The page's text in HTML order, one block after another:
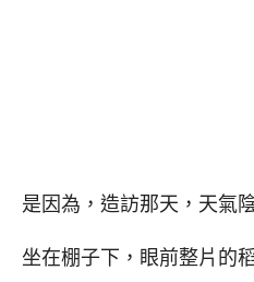
是因為，造訪那天，天氣
坐在棚子下，眼前整片的